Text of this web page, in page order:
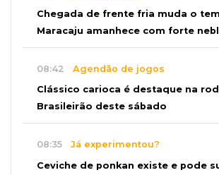
Chegada de frente fria muda o
Maracaju amanhece com forte
08:42 Agendão de jogos
Clássico carioca é destaque na
Brasileirão deste sábado
08:35 Já experimentou?
Ceviche de ponkan existe e pode